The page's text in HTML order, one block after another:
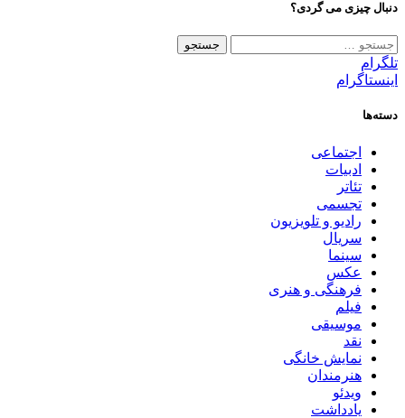
دنبال چیزی می گردی؟
جستجو
برای:
تلگرام
اینستاگرام
دسته‌ها
اجتماعی
ادبیات
تئاتر
تجسمی
رادیو و تلویزیون
سریال
سینما
عکس
فرهنگی و هنری
فیلم
موسیقی
نقد
نمایش خانگی
هنرمندان
ویدئو
یادداشت